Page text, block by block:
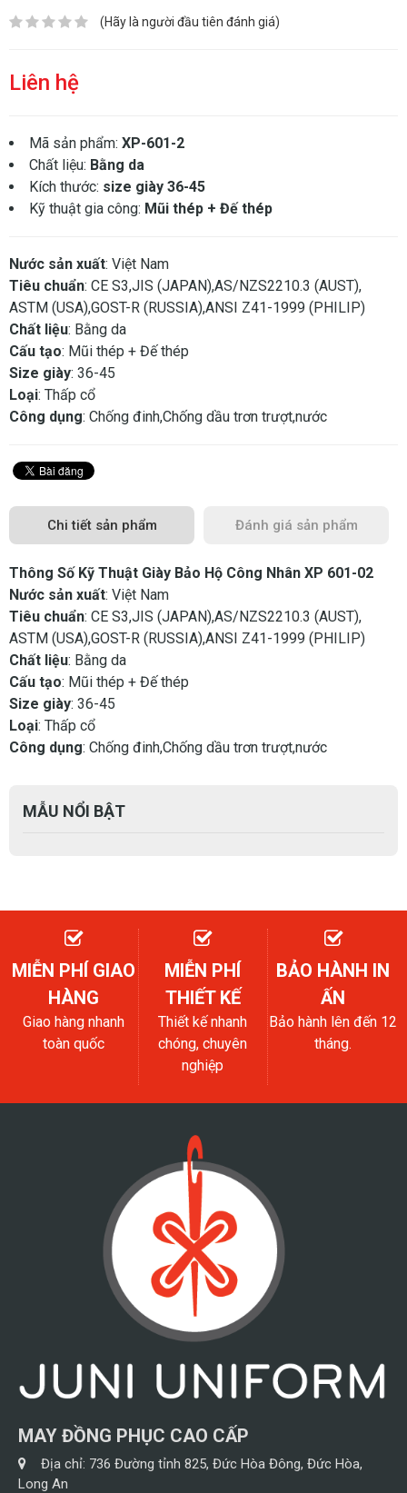
(Hãy là người đầu tiên đánh giá)
Liên hệ
Mã sản phẩm: XP-601-2
Chất liệu: Bằng da
Kích thước: size giày 36-45
Kỹ thuật gia công: Mũi thép + Đế thép
Nước sản xuất: Việt Nam
Tiêu chuẩn: CE S3,JIS (JAPAN),AS/NZS2210.3 (AUST),
ASTM (USA),GOST-R (RUSSIA),ANSI Z41-1999 (PHILIP)
Chất liệu: Bằng da
Cấu tạo: Mũi thép + Đế thép
Size giày: 36-45
Loại: Thấp cổ
Công dụng: Chống đinh,Chống dầu trơn trượt,nước
Chi tiết sản phẩm Đánh giá sản phẩm
Thông Số Kỹ Thuật Giày Bảo Hộ Công Nhân XP 601-02
Nước sản xuất: Việt Nam
Tiêu chuẩn: CE S3,JIS (JAPAN),AS/NZS2210.3 (AUST),
ASTM (USA),GOST-R (RUSSIA),ANSI Z41-1999 (PHILIP)
Chất liệu: Bằng da
Cấu tạo: Mũi thép + Đế thép
Size giày: 36-45
Loại: Thấp cổ
Công dụng: Chống đinh,Chống dầu trơn trượt,nước
MẪU NỔI BẬT
MIỄN PHÍ GIAO
HÀNG
Giao hàng nhanh
toàn quốc
MIỄN PHÍ
THIẾT KẾ
Thiết kế nhanh
chóng, chuyên
nghiệp
BẢO HÀNH IN
ẤN
Bảo hành lên đến 12
tháng.
MAY ĐỒNG PHỤC CAO CẤP
Địa chỉ: 736 Đường tỉnh 825, Đức Hòa Đông, Đức Hòa,
Long An